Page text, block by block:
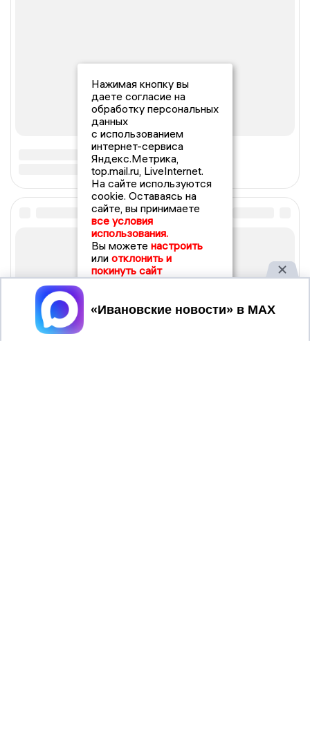
Нажимая кнопку вы
даете согласие на
обработку персональных
данных
с использованием
интернет-сервиса
Яндекс.Метрика,
top.mail.ru, LiveInternet.
На сайте используются
cookie. Оставаясь на
сайте, вы принимаете
все условия
использования.
Вы можете настроить
или отклонить и
покинуть сайт
Принять